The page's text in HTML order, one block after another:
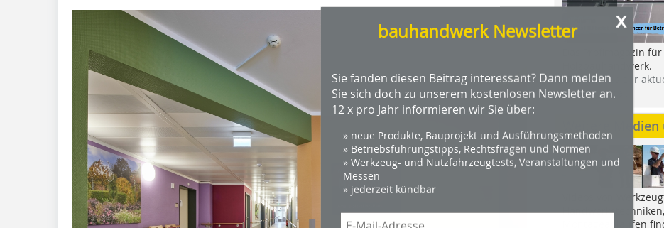
x
bauhandwerk Newsletter
Sie fanden diesen Beitrag interessant? Dann melden
Sie sich doch zu unserem kostenlosen Newsletter an.
12 x pro Jahr informieren wir Sie über:
» neue Produkte, Bauprojekt und Ausführungsmethoden
» Betriebsführungstipps, Rechtsfragen und Normen
» Werkzeug- und Nutzfahrzeugtests, Veranstaltungen und
Messen
» jederzeit kündbar
Das Profimagazin
Holzbauhandwerk.
Hier geht es zur
dach+holzbau.
Weitere
Videos von
Montageabläufen